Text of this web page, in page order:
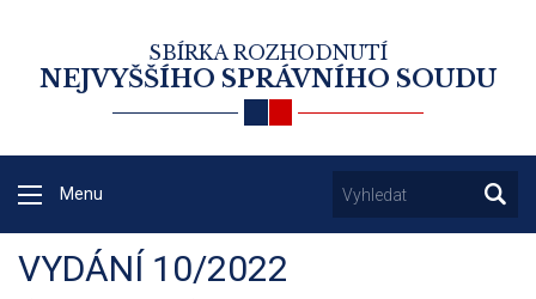
SBÍRKA ROZHODNUTÍ
NEJVYŠŠÍHO SPRÁVNÍHO SOUDU
Menu
VYDÁNÍ 10/2022